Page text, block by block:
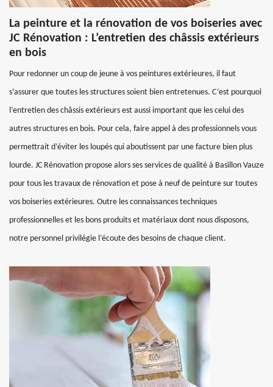
La peinture et la rénovation de vos boiseries avec
JC Rénovation : L’entretien des châssis extérieurs
en bois
Pour redonner un coup de jeune à vos peintures extérieures, il faut
s’assurer que toutes les structures soient bien entretenues. C’est pourquoi
l’entretien des châssis extérieurs est aussi important que les celui des
autres structures en bois. Pour cela, faire appel à des professionnels vous
permettrait d’éviter les loupés qui aboutissent par une facture bien plus
lourde. JC Rénovation propose alors ses services de qualité à Basillon Vauze
pour tous les travaux de rénovation et pose à neuf de peinture sur toutes
vos boiseries extérieures. Outre les connaissances techniques
professionnelles et les bons produits et matériaux dont nous disposons,
notre personnel privilégie l’écoute des besoins de chaque client.